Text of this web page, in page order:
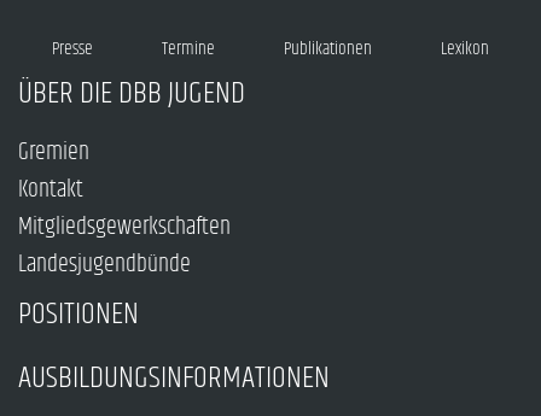
Presse Termine Publikationen Lexikon
ÜBER DIE DBB JUGEND
Gremien
Kontakt
Mitgliedsgewerkschaften
Landesjugendbünde
POSITIONEN
AUSBILDUNGSINFORMATIONEN